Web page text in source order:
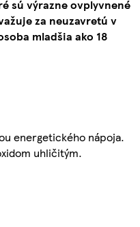
sú výrazne ovplyvnené
za neuzavretú v
mladšia ako 18
energetického nápoja.
uhličitým.